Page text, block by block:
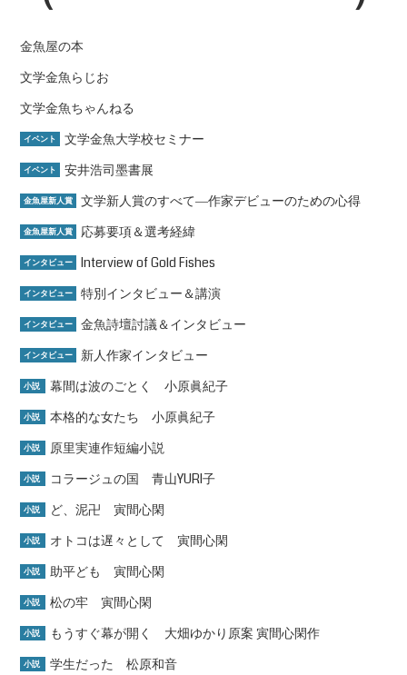
金魚屋の本
文学金魚らじお
文学金魚ちゃんねる
イベント 文学金魚大学校セミナー
イベント 安井浩司墨書展
金魚屋新人賞 文学新人賞のすべて―作家デビューのための心得
金魚屋新人賞 応募要項＆選考経緯
インタビュー Interview of Gold Fishes
インタビュー 特別インタビュー＆講演
インタビュー 金魚詩壇討議＆インタビュー
インタビュー 新人作家インタビュー
小説 幕間は波のごとく 小原眞紀子
小説 本格的な女たち 小原眞紀子
小説 原里実連作短編小説
小説 コラージュの国 青山YURI子
小説 ど、泥卍 寅間心閑
小説 オトコは遅々として 寅間心閑
小説 助平ども 寅間心閑
小説 松の牢 寅間心閑
小説 もうすぐ幕が開く 大畑ゆかり原案 寅間心閑作
小説 学生だった 松原和音